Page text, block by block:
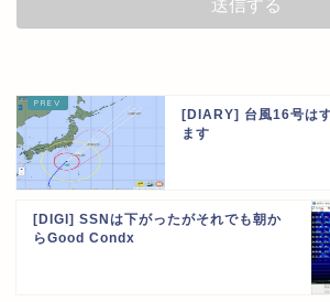
[DIARY] 台風16号は
ます
[DIGI] SSNは下がったがそれでも朝か
らGood Condx